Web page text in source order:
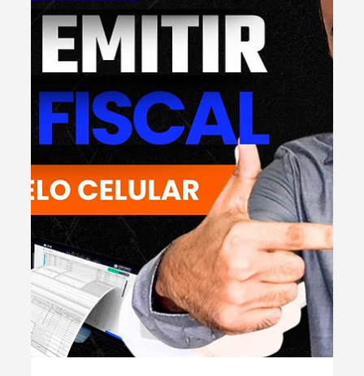
1 de set. de 2025 1 min de leitura
Legislação
Como emitir uma nota fiscal
eletrônica utilizando o emissor
gratuito